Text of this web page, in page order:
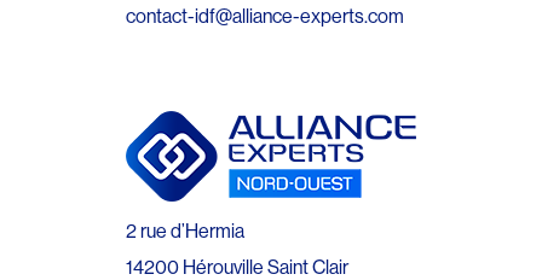
contact-idf@alliance-experts.com
2 rue d’Hermia
14200 Hérouville Saint Clair